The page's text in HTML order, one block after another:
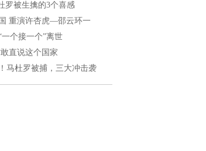
罗被生擒的3个喜感
重演许杏虎—邵云环一
个接一个”离世
直说这个国家
马杜罗被捕，三大冲击袭